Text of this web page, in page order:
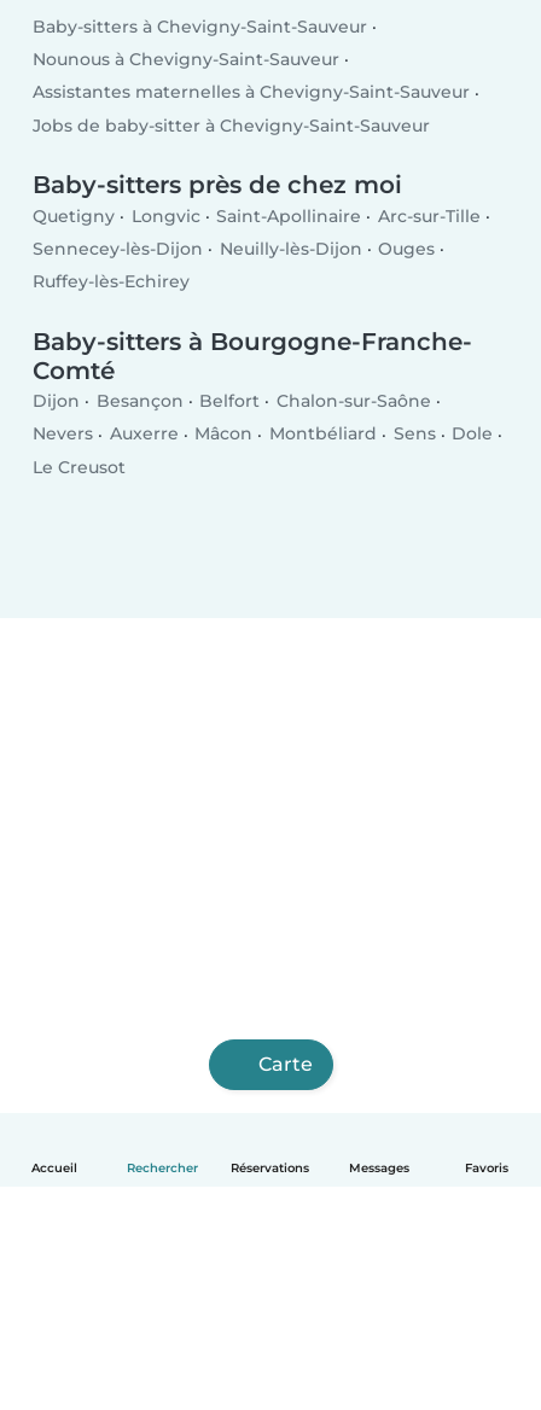
Accueil Rechercher Réservations Messages Favoris
Baby-sitters à Chevigny-Saint-Sauveur
Nounous à Chevigny-Saint-Sauveur
Assistantes maternelles à Chevigny-Saint-Sauveur
Jobs de baby-sitter à Chevigny-Saint-Sauveur
Baby-sitters près de chez moi
Quetigny Longvic Saint-Apollinaire
Arc-sur-Tille
Sennecey-lès-Dijon
Neuilly-lès-Dijon
Ouges
Ruffey-lès-Echirey
Baby-sitters à Bourgogne-Franche-
Comté
Dijon Besançon Belfort
Chalon-sur-Saône
Nevers
Auxerre Mâcon Montbéliard Sens
Dole
Le Creusot
Carte